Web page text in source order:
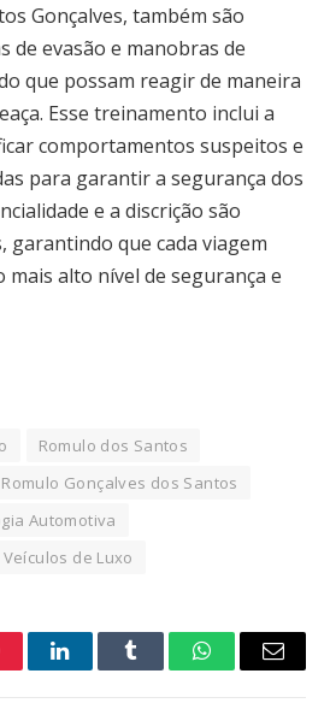
Gonçalves, também são
de evasão e manobras de
que possam reagir de maneira
Esse treinamento inclui a
comportamentos suspeitos e
para garantir a segurança dos
e a discrição são
garantindo que cada viagem
mais alto nível de segurança e
Romulo dos Santos
Romulo Gonçalves dos Santos
Automotiva
Veículos de Luxo
LinkedInTumblr WhatsAppEmail